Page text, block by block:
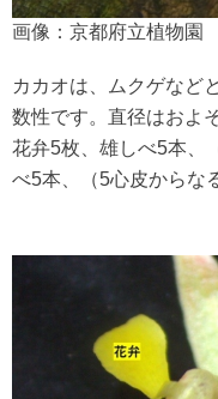
画像：京都府立植物園
カカオは、ムクゲなど
数性です。直径はおよ
花弁5枚、雄しべ5本、
べ5本、（5心皮からな